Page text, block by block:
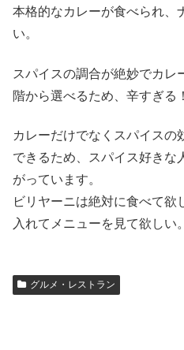
本格的なカレーが食べられ、
い。
スパイスの調合が絶妙でカレ
階から選べるため、辛すぎる
カレーだけでなくスパイスの
できるため、スパイス好きな
がっています。
ビリヤーニは絶対に食べて欲
入れてメニューを見て欲しい。
グルメ・レストラン